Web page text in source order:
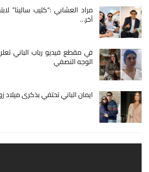
مراد العشابي :“كليب سالينا”
آخر…
في مقطع فيديو رباب الباني
الوجه النصفي
ايمان الباني تحتفي بذكرى